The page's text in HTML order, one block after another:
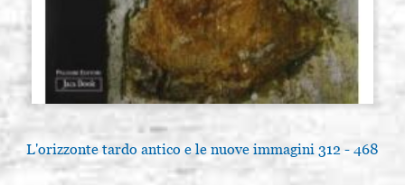
L'orizzonte tardo antico e le nuove immagini 312 - 468